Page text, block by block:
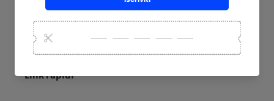
P.Iva 02528210285
Cap.Soc.10.000.00/REA PD-235502
Link rapidi